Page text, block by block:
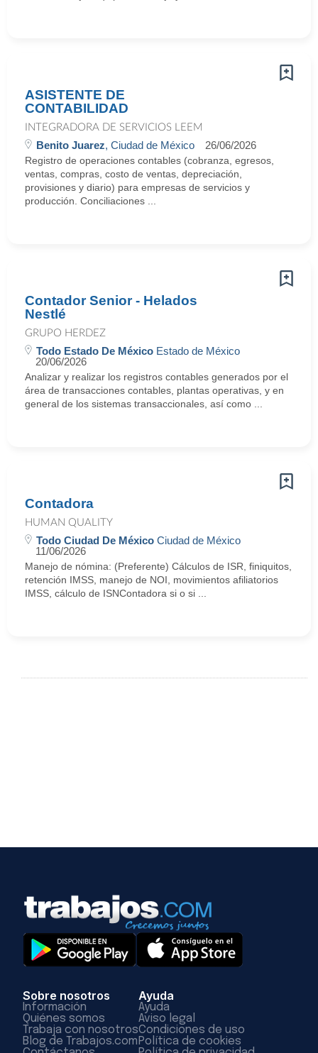
ASISTENTE DE
CONTABILIDAD
INTEGRADORA DE SERVICIOS LEEM
Benito Juarez, Ciudad de México 26/06/2026
Registro de operaciones contables (cobranza, egresos,
ventas, compras, costo de ventas, depreciación,
provisiones y diario) para empresas de servicios y
producción. Conciliaciones ...
Contador Senior - Helados
Nestlé
GRUPO HERDEZ
Todo Estado De México Estado de México
20/06/2026
Analizar y realizar los registros contables generados por el
área de transacciones contables, plantas operativas, y en
general de los sistemas transaccionales, así como ...
Contadora
HUMAN QUALITY
Todo Ciudad De México Ciudad de México
11/06/2026
Manejo de nómina: (Preferente) Cálculos de ISR, finiquitos,
retención IMSS, manejo de NOI, movimientos afiliatorios
IMSS, cálculo de ISNContadora si o si ...
Sobre nosotros
Información
Quiénes somos
Trabaja con nosotros
Blog de Trabajos.com
Ayuda
Ayuda
Aviso legal
Condiciones de uso
Política de cookies